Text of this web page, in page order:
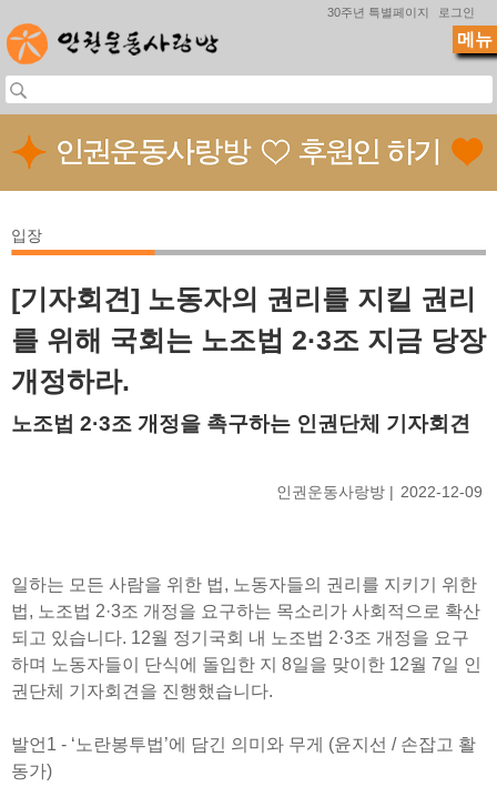
30주년 특별페이지 로그인
입장
[기자회견] 노동자의 권리를 지킬 권리
를 위해 국회는 노조법 2·3조 지금 당장
개정하라.
노조법 2·3조 개정을 촉구하는 인권단체 기자회견
인권운동사랑방 2022-12-09
일하는 모든 사람을 위한 법, 노동자들의 권리를 지키기 위한
법, 노조법 2·3조 개정을 요구하는 목소리가 사회적으로 확산
되고 있습니다. 12월 정기국회 내 노조법 2·3조 개정을 요구
하며 노동자들이 단식에 돌입한 지 8일을 맞이한 12월 7일 인
권단체 기자회견을 진행했습니다.
발언1 - ‘노란봉투법’에 담긴 의미와 무게 (윤지선 / 손잡고 활
동가)
메뉴